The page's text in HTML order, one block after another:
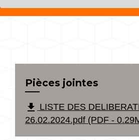
Pièces jointes
file_download LISTE DES
26.02.2024.pdf (PDF -